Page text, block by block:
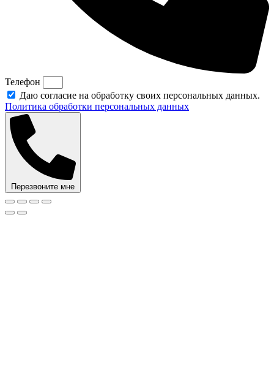
Телефон
Даю согласие на обработку своих персональных данных.
Политика обработки персональных данных
Перезвоните мне